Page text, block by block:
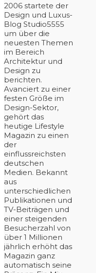
2006 startete der
Design und Luxus-
Blog Studio5555
um über die
neuesten Themen
im Bereich
Architektur und
Design zu
berichten.
Avanciert zu einer
festen Größe im
Design-Sektor,
gehört das
heutige Lifestyle
Magazin zu einen
der
einflussreichsten
deutschen
Medien. Bekannt
aus
unterschiedlichen
Publikationen und
TV-Beiträgen und
einer steigenden
Besucherzahl von
über 1 Millionen
jährlich erhöht das
Magazin ganz
automatisch seine